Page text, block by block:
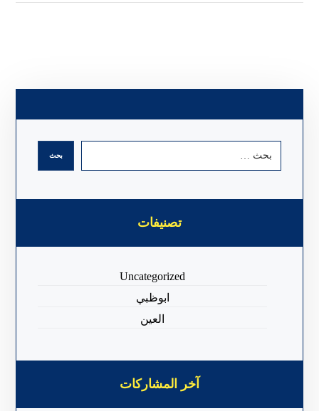
تصنيفات
Uncategorized
ابوظبي
العين
آخر المشاركات